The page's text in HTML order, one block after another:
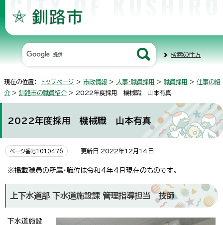
検索の仕方
現在の位置： トップページ > 市政情報 > 人事・職員採用 > 職員採用 > 仕事の紹
介 > 釧路市の職員紹介 > 2022年度採用 機械職 山本有真
2022年度採用 機械職 山本有真
ページ番号1010476 更新日 2022年12月14日
※掲載職員の所属・職位は令和4年4月現在のものです。
上下水道部 下水道施設課 管理指導担当 技師
下水道施設